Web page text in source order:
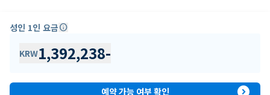
성인 1인 요금info
KRW1,392,238-
예약 가능 여부 확인